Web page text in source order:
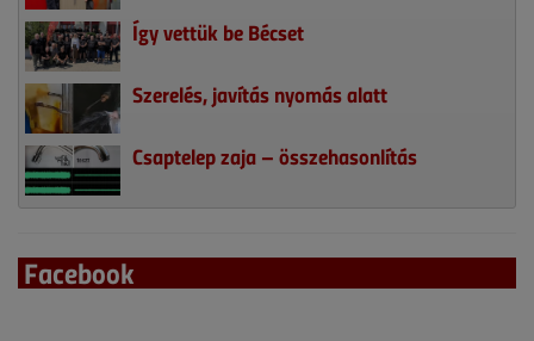
Így vettük be Bécset
Szerelés, javítás nyomás alatt
Csaptelep zaja – összehasonlítás
Facebook